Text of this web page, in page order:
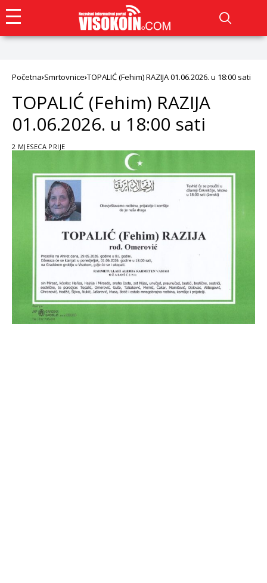
Početna Smrtovnice TOPALIĆ (Fehim) RAZIJA 01.06.2026. u 18:00 sati
TOPALIĆ (Fehim) RAZIJA
01.06.2026. u 18:00 sati
2 MJESECA PRIJE